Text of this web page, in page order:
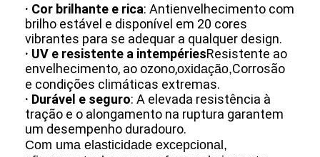
· Cor brilhante e rica: Antienvelhecimento com
brilho estável e disponível em 20 cores
vibrantes para se adequar a qualquer design.
· UV e resistente a intempériesResistente ao
envelhecimento, ao ozono,oxidação,Corrosão
e condições climáticas extremas.
· Durável e seguro: A elevada resistência à
tração e o alongamento na ruptura garantem
um desempenho duradouro.
Com uma elasticidade excepcional,